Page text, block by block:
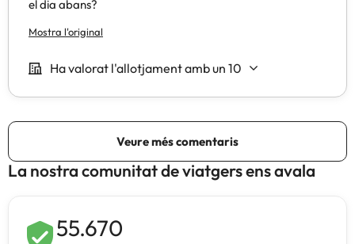
La nostra comunitat de viatgers ens avala
55.670